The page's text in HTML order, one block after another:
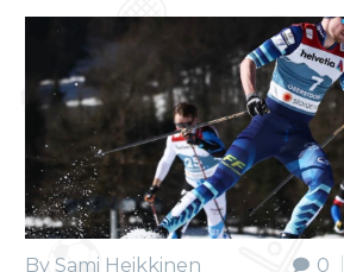
0
By Sami Heikkinen